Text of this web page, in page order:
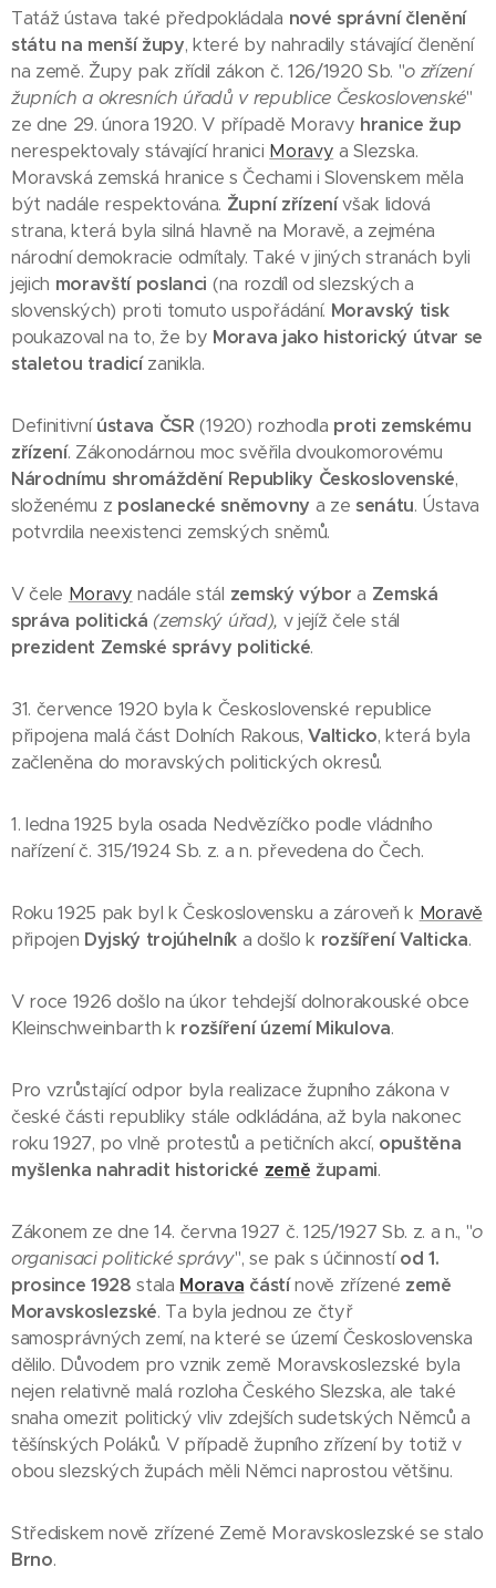
Tatáž ústava také předpokládala nové správní členění
státu na menší župy, které by nahradily stávající členění
na země. Župy pak zřídil zákon č. 126/1920 Sb. "o zřízení
župních a okresních úřadů v republice Československé"
ze dne 29. února 1920. V případě Moravy hranice žup
nerespektovaly stávající hranici Moravy a Slezska.
Moravská zemská hranice s Čechami i Slovenskem měla
být nadále respektována. Župní zřízenívšak lidová
strana, která byla silná hlavně na Moravě, a zejména
národní demokracie odmítaly. Také v jiných stranách byli
jejich moravští poslanci (na rozdíl od slezských a
slovenských) proti tomuto uspořádání. Moravský tisk
poukazoval na to, že by Morava jako historický útvar se
staletou tradicízanikla.
Definitivníústava ČSR (1920) rozhodla proti zemskému
zřízení. Zákonodárnou moc svěřila dvoukomorovému
Národnímu shromáždění Republiky Československé,
složenému z poslanecké sněmovny a ze senátu. Ústava
potvrdila neexistenci zemských sněmů.
V čele Moravy nadále stál zemský výbor a Zemská
správa politická (zemský úřad), v jejíž čele stál
prezident Zemské správy politické.
31. července 1920 byla k Československé republice
připojena malá část Dolních Rakous,Valticko, která byla
začleněna do moravských politických okresů.
1. ledna 1925 byla osada Nedvězíčko podle vládního
nařízení č. 315/1924 Sb. z. a n. převedena do Čech.
Roku 1925 pak byl k Československu a zároveň k Moravě
připojen Dyjský trojúhelník a došlo k rozšíření Valticka.
V roce 1926 došlo na úkor tehdejší dolnorakouské obce
Kleinschweinbarth k rozšíření území Mikulova.
Pro vzrůstající odpor byla realizace župního zákona v
české části republiky stále odkládána, až byla nakonec
roku 1927, po vlně protestů a petičních akcí, opuštěna
myšlenka nahradit historické země župami.
Zákonem ze dne 14. června 1927 č. 125/1927 Sb. z. a n., "o
organisaci politické správy", se pak s účinnostíod 1.
prosince 1928 stala Morava částínově zřízené země
Moravskoslezské. Ta byla jednou ze čtyř
samosprávných zemí, na které se území Československa
dělilo. Důvodem pro vznik země Moravskoslezské byla
nejen relativně malá rozloha Českého Slezska, ale také
snaha omezit politický vliv zdejších sudetských Němců a
těšínských Poláků. V případě župního zřízení by totiž v
obou slezských župách měli Němci naprostou většinu.
Střediskem nově zřízené Země Moravskoslezské se stalo
Brno.